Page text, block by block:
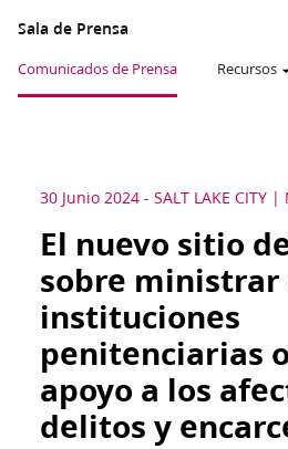
Sala de Prensa
Comunicados de Prensa Recursos
30 Junio 2024 - SALT LAKE CITY
El nuevo sitio
sobre ministrar
instituciones
penitenciarias
apoyo a los
delitos y